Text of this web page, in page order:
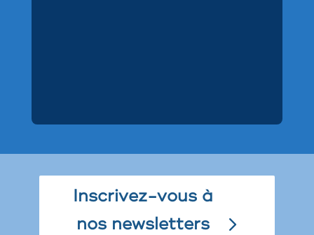
Inscrivez-vous à
nos newsletters